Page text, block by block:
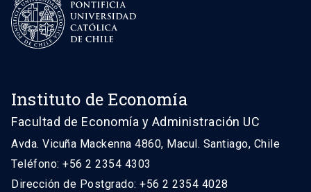
Instituto de Economía
Facultad de Economía y Administración UC
Avda. Vicuña Mackenna 4860, Macul. Santiago, Chile
Teléfono: +56 2 2354 4303
Dirección de Postgrado: +56 2 2354 4028